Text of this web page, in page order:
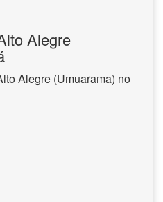
Alegre
Alegre (Umuarama) no